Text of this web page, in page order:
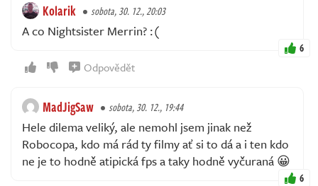
Kolarik sobota, 30. 12., 20:03
A co Nightsister Merrin? :(
6
Odpovědět
MadJigSaw sobota, 30. 12., 19:44
Hele dilema veliký, ale nemohl jsem jinak než
Robocopa, kdo má rád ty filmy ať si to dá a i ten kdo
ne je to hodně atipická fps a taky hodně vyčuraná 😀
6